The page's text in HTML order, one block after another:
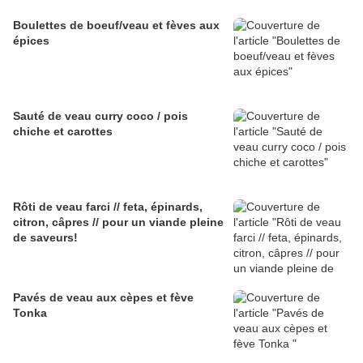
Boulettes de boeuf/veau et fèves aux
épices
Sauté de veau curry coco / pois
chiche et carottes
Rôti de veau farci // feta, épinards,
citron, câpres // pour un viande pleine
de saveurs!
Pavés de veau aux cèpes et fève
Tonka